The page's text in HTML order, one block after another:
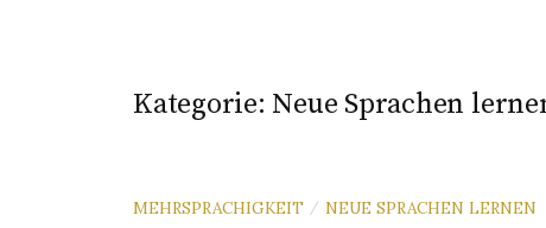
Kategorie: Neue Sprachen
MEHRSPRACHIGKEIT / NEUE SPRACHEN LERNEN